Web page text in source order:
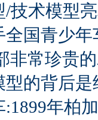
/技术模型
全国青少
非常珍贵
型的背后
年柏